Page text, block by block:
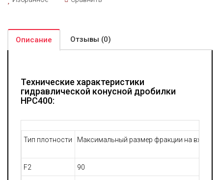
над всеми рабочими параметрами и высокий уровень
автоматизации процессов.
Описание Отзывы (0)
Технические характеристики
гидравлической конусной дробилки
HPC400:
Тип плотности Максимальный размер фракции на входе
F2 90